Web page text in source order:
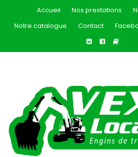
content
Accueil Nos prestations
Notre catalogue
Contact